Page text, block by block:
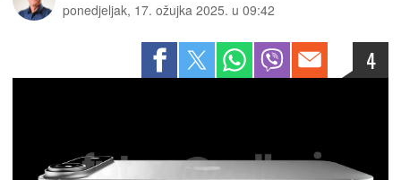
ponedjeljak, 17. ožujka 2025. u 09:42
4